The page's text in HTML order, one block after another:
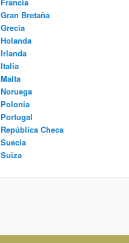
Gran Bretaña
Grecia
Holanda
Irlanda
Italia
Malta
Noruega
Polonia
Portugal
República Checa
Suecia
Suiza